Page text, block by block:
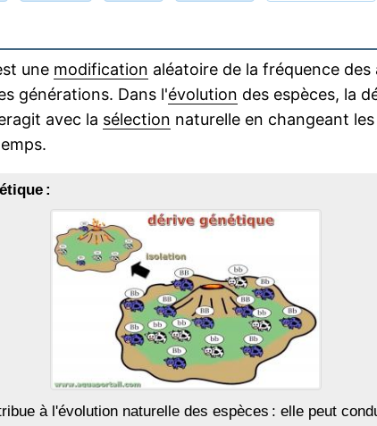
une modification aléatoire de la fréquence
générations. Dans l'évolution des espèces, la
avec la sélection naturelle en changeant les
:
à l'évolution naturelle des espèces : elle peut